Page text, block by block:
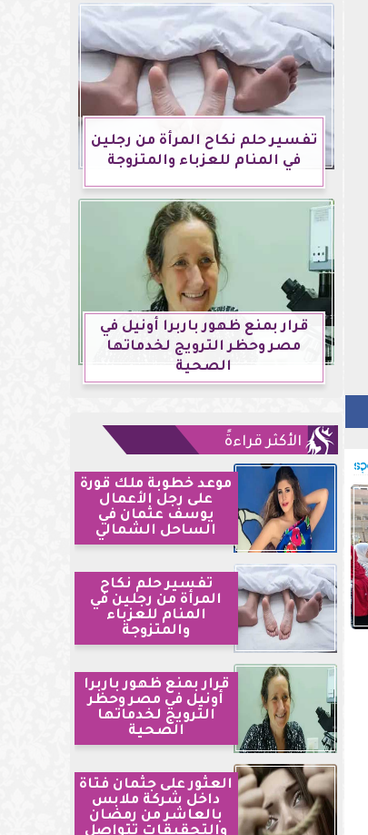
تفسير حلم نكاح المرأة من رجلين
في المنام للعزباء والمتزوجة
قرار بمنع ظهور باربرا أونيل في
مصر وحظر الترويج لخدماتها
الصحية
الأكثر قراءةً
موعد خطوبة ملك قورة
على رجل الأعمال
يوسف عثمان في
الساحل الشمالي
تفسير حلم نكاح
المرأة من رجلين في
المنام للعزباء
والمتزوجة
قرار بمنع ظهور باربرا
أونيل في مصر وحظر
الترويج لخدماتها
الصحية
العثور على جثمان فتاة
داخل شركة ملابس
بالعاشر من رمضان